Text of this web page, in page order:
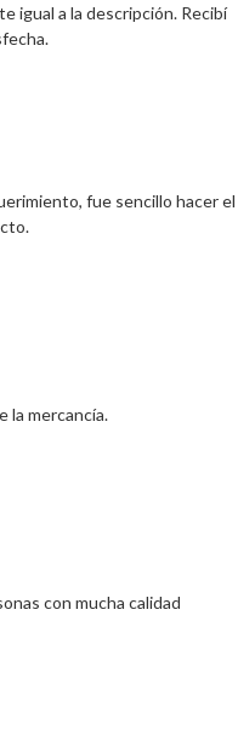
igual a la descripción. Recibí
fue sencillo hacer el
la mercancía.
con mucha calidad